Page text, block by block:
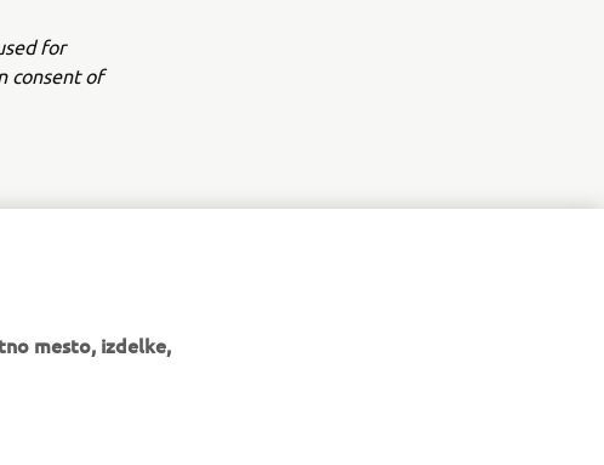
for
consent of
mesto, izdelke,